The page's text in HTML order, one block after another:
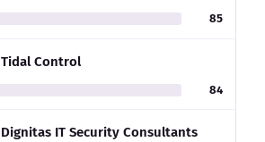
85
Tidal Control
84
Dignitas IT Security Consultants